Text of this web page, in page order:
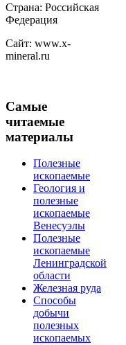
Страна: Российская
Федерация
Сайт: www.x-
mineral.ru
Самые
читаемые
материалы
Полезные
ископаемые
Геология и
полезные
ископаемые
Венесуэлы
Полезные
ископаемые
Ленинградской
области
Железная руда
Способы
добычи
полезных
ископаемых